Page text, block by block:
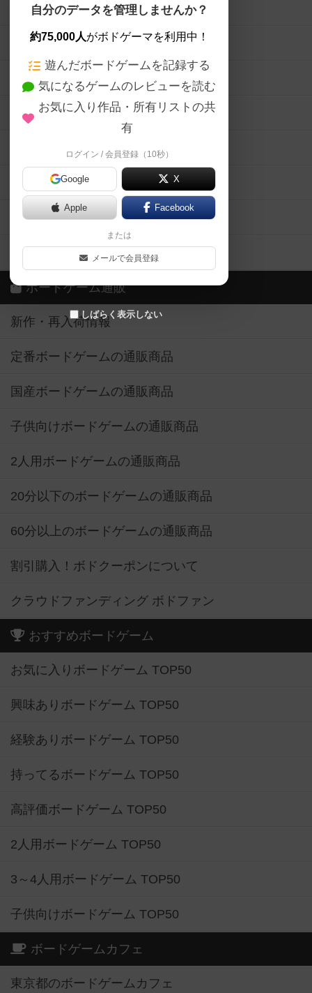
自分のデータを管理しませんか？
約75,000人がボドゲーマを利用中！
遊んだボードゲームを記録する
気になるゲームのレビューを読む
お気に入り作品・所有リストの共
有
ログイン / 会員登録（10秒）
Google X
Apple Facebook
または
メールで会員登録
しばらく表示しない
ボードゲームを検索する
ボードゲームの新着レビュー
ボードゲーム会情報
メカニクス特集
掲示板・トピックス
ボドとも・会員一覧
ボードゲーム業界コラム
ボドゲーマご利用案内
ボードゲーム通販
新作・再入荷情報
定番ボードゲームの通販商品
国産ボードゲームの通販商品
子供向けボードゲームの通販商品
2人用ボードゲームの通販商品
20分以下のボードゲームの通販商品
60分以上のボードゲームの通販商品
割引購入！ボドクーポンについて
クラウドファンディング ボドファン
おすすめボードゲーム
お気に入りボードゲーム TOP50
興味ありボードゲーム TOP50
経験ありボードゲーム TOP50
持ってるボードゲーム TOP50
高評価ボードゲーム TOP50
2人用ボードゲーム TOP50
3～4人用ボードゲーム TOP50
子供向けボードゲーム TOP50
ボードゲームカフェ
東京都のボードゲームカフェ